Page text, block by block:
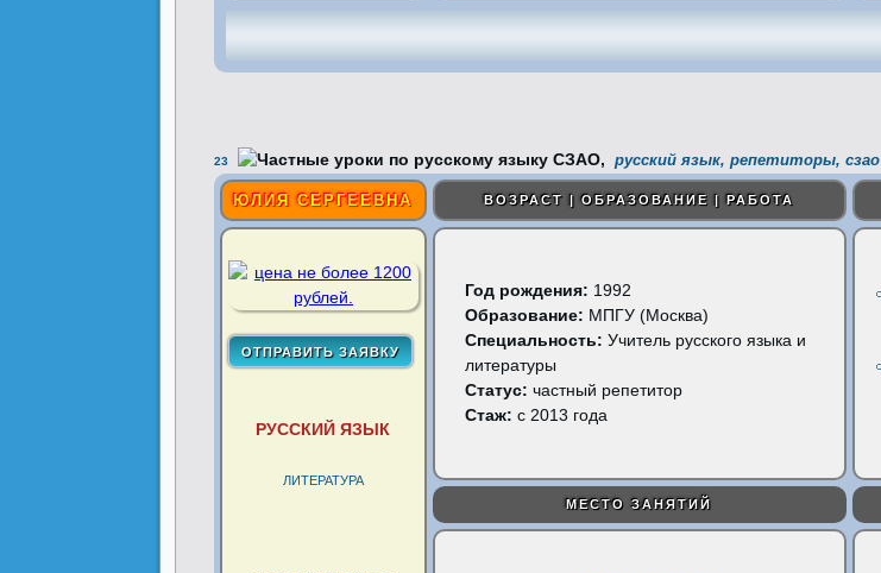
23 русский язык, репетиторы, сзао
ЮЛИЯ СЕРГЕЕВНА ВОЗРАСТ | ОБРАЗОВАНИЕ | РАБОТА
РУССКИЙ ЯЗЫК
ЛИТЕРАТУРА
Год рождения: 1992
Образование: МПГУ (Москва)
Специальность: Учитель русского языка и
литературы
Статус: частный репетитор
Стаж: с 2013 года
МЕСТО ЗАНЯТИЙ